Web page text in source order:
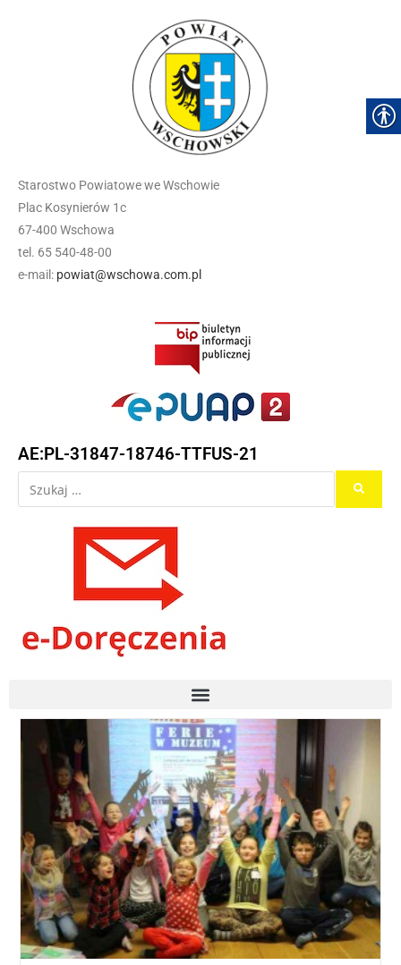
Starostwo Powiatowe we Wschowie
Plac Kosynierów 1c
67-400 Wschowa
tel. 65 540-48-00
e-mail: powiat@wschowa.com.pl
AE:PL-31847-18746-TTFUS-21